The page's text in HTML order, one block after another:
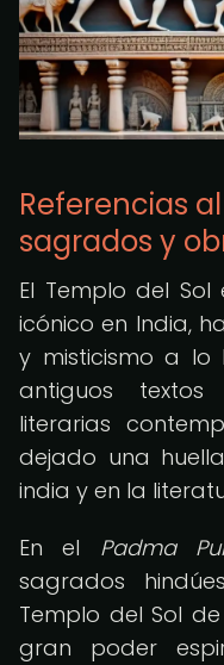
Referencias
sagrados y
El Templo del
icónico en India,
y misticismo a lo
antiguos
literarias
dejado una
india y en la
En el Padma
sagrados
Templo del Sol
gran poder